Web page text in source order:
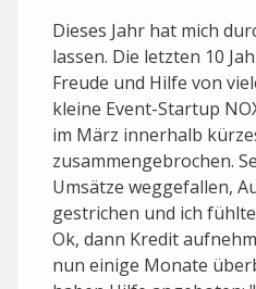
Dieses Jahr hat mich
lassen. Die letzten 10
Freude und Hilfe von
kleine Event-Startup
im März innerhalb
zusammengebrochen.
Umsätze weggefallen,
gestrichen und ich
Ok, dann Kredit
nun einige Monate